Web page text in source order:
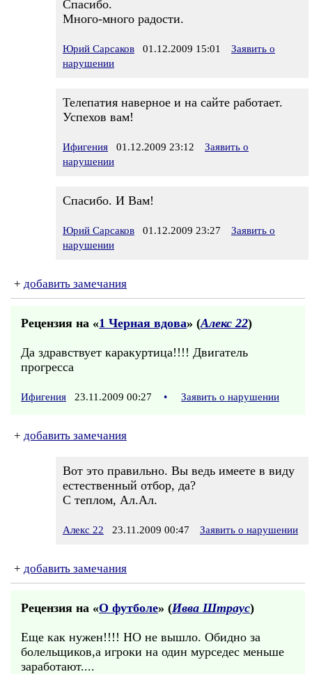
Спасибо.
Много-много радости.
Юрий Сарсаков 01.12.2009 15:01
Заявить о
нарушении
Телепатия наверное и на сайте работает.
Успехов вам!
Ифигения 01.12.2009 23:12
Заявить о
нарушении
Спасибо. И Вам!
Юрий Сарсаков 01.12.2009 23:27
Заявить о
нарушении
+ добавить замечания
Рецензия на «1 Черная вдова» (Алекс 22)
Да здравствует каракуртица!!!! Двигатель
прогресса
Ифигения 23.11.2009 00:27 • Заявить о нарушении
+ добавить замечания
Вот это правильно. Вы ведь имеете в виду
естественный отбор, да?
С теплом, Ал.Ал.
Алекс 22 23.11.2009 00:47 Заявить о нарушении
+ добавить замечания
Рецензия на «О футболе» (Ивва Штраус)
Еще как нужен!!!! НО не вышло. Обидно за
болельщиков,а игроки на один мурседес меньше
заработают....